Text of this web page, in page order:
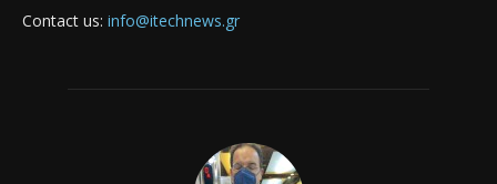
Contact us: info@itechnews.gr